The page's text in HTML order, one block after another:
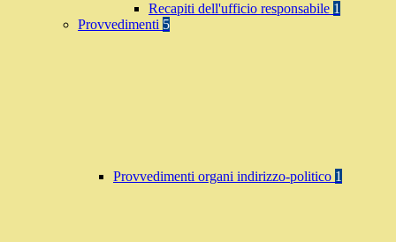
Recapiti dell'ufficio responsabile 1
Provvedimenti 5
Provvedimenti organi indirizzo-politico 1